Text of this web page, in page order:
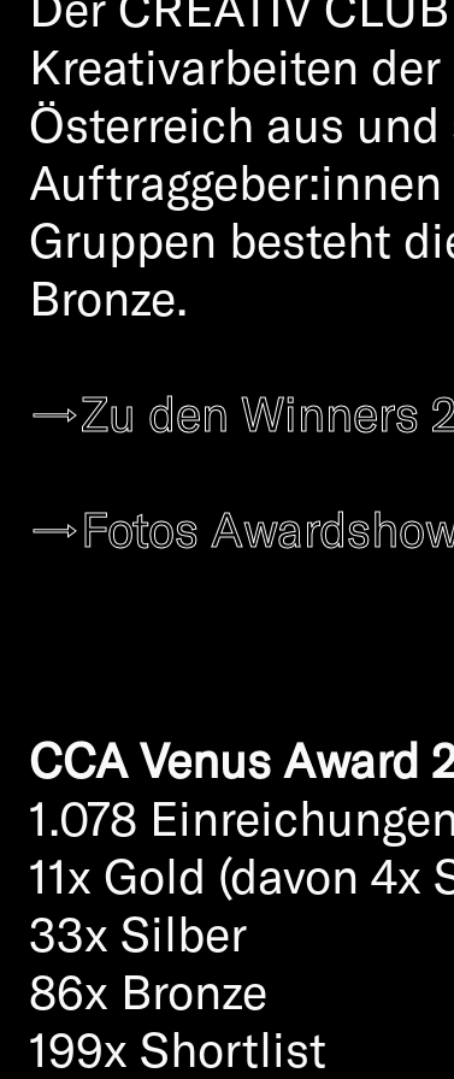
Kreativarbeiten
Österreich aus
Gruppen besteht
Bronze.
→Zu den Winners
→Fotos
CCA Venus Award
1.078
11x Gold (davon 4x
33x Silber
86x Bronze
199x Shortlist
Werkshallen
The jury of experts
executed ideas
the combination of